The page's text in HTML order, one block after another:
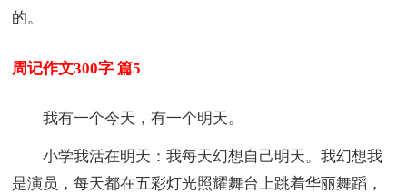
的。
周记作文300字 篇5
我有一个今天，有一个明天。
小学我活在明天：我每天幻想自己明天。我幻想我
是演员，每天都在五彩灯光照耀舞台上跳着华丽舞蹈，